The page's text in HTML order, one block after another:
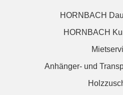
HORNBACH
HORNBACH
Anhänger- und